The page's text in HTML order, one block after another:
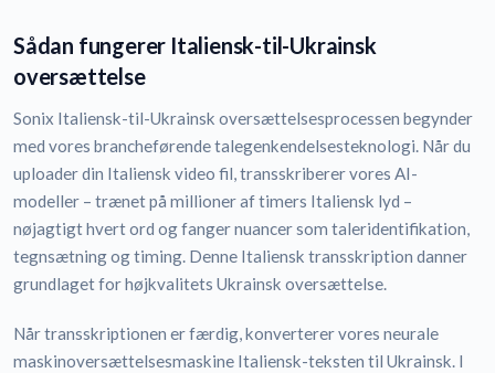
Sådan fungerer Italiensk-til-Ukrainsk
oversættelse
Sonix Italiensk-til-Ukrainsk oversættelsesprocessen begynder
med vores brancheførende talegenkendelsesteknologi. Når du
uploader din Italiensk video fil, transskriberer vores AI-
modeller – trænet på millioner af timers Italiensk lyd –
nøjagtigt hvert ord og fanger nuancer som taleridentifikation,
tegnsætning og timing. Denne Italiensk transskription danner
grundlaget for højkvalitets Ukrainsk oversættelse.
Når transskriptionen er færdig, konverterer vores neurale
maskinoversættelsesmaskine Italiensk-teksten til Ukrainsk. I